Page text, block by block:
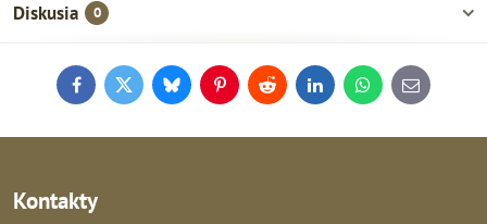
Diskusia 0
FacebookTwitterBlueskyPinterestReddit LinkedInWhatsApp
E-
mail
Kontakty